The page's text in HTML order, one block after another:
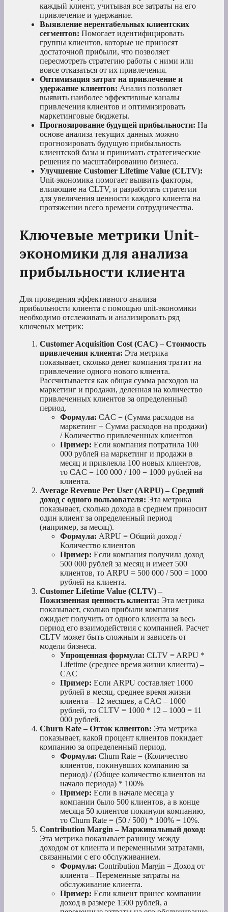
каждый клиент, учитывая все затраты на его
привлечение и удержание.
Выявление нерентабельных клиентских
сегментов: Помогает идентифицировать
группы клиентов, которые не приносят
достаточной прибыли, что позволяет
пересмотреть стратегию работы с ними или
вовсе отказаться от их привлечения.
Оптимизация затрат на привлечение и
удержание клиентов: Анализ позволяет
выявить наиболее эффективные каналы
привлечения клиентов и оптимизировать
маркетинговые бюджеты.
Прогнозирование будущей прибыльности: На
основе анализа текущих данных можно
прогнозировать будущую прибыльность
клиентской базы и принимать стратегические
решения по масштабированию бизнеса.
Улучшение Customer Lifetime Value (CLTV):
Unit-экономика помогает выявить факторы,
влияющие на CLTV, и разработать стратегии
для увеличения ценности каждого клиента на
протяжении всего времени сотрудничества.
Ключевые метрики Unit-
экономики для анализа
прибыльности клиента
Для проведения эффективного анализа
прибыльности клиента с помощью unit-экономики
необходимо отслеживать и анализировать ряд
ключевых метрик:
Customer Acquisition Cost (CAC) – Стоимость
привлечения клиента: Эта метрика
показывает, сколько денег компания тратит на
привлечение одного нового клиента.
Рассчитывается как общая сумма расходов на
маркетинг и продажи, деленная на количество
привлеченных клиентов за определенный
период.
Формула: CAC = (Сумма расходов на
маркетинг + Сумма расходов на продажи)
/ Количество привлеченных клиентов
Пример: Если компания потратила 100
000 рублей на маркетинг и продажи в
месяц и привлекла 100 новых клиентов,
то CAC = 100 000 / 100 = 1000 рублей на
клиента.
Average Revenue Per User (ARPU) – Средний
доход с одного пользователя: Эта метрика
показывает, сколько дохода в среднем приносит
один клиент за определенный период
(например, за месяц).
Формула: ARPU = Общий доход /
Количество клиентов
Пример: Если компания получила доход
500 000 рублей за месяц и имеет 500
клиентов, то ARPU = 500 000 / 500 = 1000
рублей на клиента.
Customer Lifetime Value (CLTV) –
Пожизненная ценность клиента: Эта метрика
показывает, сколько прибыли компания
ожидает получить от одного клиента за весь
период его взаимодействия с компанией. Расчет
CLTV может быть сложным и зависеть от
модели бизнеса.
Упрощенная формула: CLTV = ARPU *
Lifetime (среднее время жизни клиента) –
CAC
Пример: Если ARPU составляет 1000
рублей в месяц, среднее время жизни
клиента – 12 месяцев, а CAC – 1000
рублей, то CLTV = 1000 * 12 – 1000 = 11
000 рублей.
Churn Rate – Отток клиентов: Эта метрика
показывает, какой процент клиентов покидает
компанию за определенный период.
Формула: Churn Rate = (Количество
клиентов, покинувших компанию за
период) / (Общее количество клиентов на
начало периода) * 100%
Пример: Если в начале месяца у
компании было 500 клиентов, а в конце
месяца 50 клиентов покинули компанию,
то Churn Rate = (50 / 500) * 100% = 10%.
Contribution Margin – Маржинальный доход:
Эта метрика показывает разницу между
доходом от клиента и переменными затратами,
связанными с его обслуживанием.
Формула: Contribution Margin = Доход от
клиента – Переменные затраты на
обслуживание клиента.
Пример: Если клиент принес компании
доход в размере 1500 рублей, а